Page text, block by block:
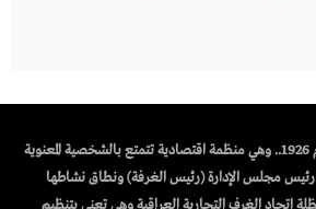
تأسست غرفة تجارة الموصل عام 1926.. وهي منظمة اقتصادية تتمتع بالشخصية المعنوية
رئيس مجلس الإدارة (رئيس الغرفة) ونطاق نشاطها